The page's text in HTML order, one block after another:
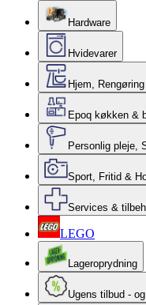
Hardware
Hvidevarer
Hjem,
Epoq køkken &
Personlig pleje,
Sport, Fritid &
Services &
LEGO
Lageroprydning
Ugens tilbud -